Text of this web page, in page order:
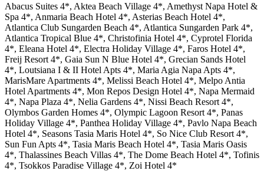
Abacus Suites 4*, Aktea Beach Village 4*, Amethyst Napa Hotel &
Spa 4*, Anmaria Beach Hotel 4*, Asterias Beach Hotel 4*,
Atlantica Club Sungarden Beach 4*, Atlantica Sungarden Park 4*,
Atlantica Tropical Blue 4*, Christofinia Hotel 4*, Cyprotel Florida
4*, Eleana Hotel 4*, Electra Holiday Village 4*, Faros Hotel 4*,
Freij Resort 4*, Gaia Sun N Blue Hotel 4*, Grecian Sands Hotel
4*, Loutsiana I & II Hotel Apts 4*, Maria Agia Napa Apts 4*,
MarisMare Apartments 4*, Melissi Beach Hotel 4*, Melpo Antia
Hotel Apartments 4*, Mon Repos Design Hotel 4*, Napa Mermaid
4*, Napa Plaza 4*, Nelia Gardens 4*, Nissi Beach Resort 4*,
Olymbos Garden Homes 4*, Olympic Lagoon Resort 4*, Panas
Holiday Village 4*, Panthea Holiday Village 4*, Pavlo Napa Beach
Hotel 4*, Seasons Tasia Maris Hotel 4*, So Nice Club Resort 4*,
Sun Fun Apts 4*, Tasia Maris Beach Hotel 4*, Tasia Maris Oasis
4*, Thalassines Beach Villas 4*, The Dome Beach Hotel 4*, Tofinis
4*, Tsokkos Paradise Village 4*, Zoi Hotel 4*